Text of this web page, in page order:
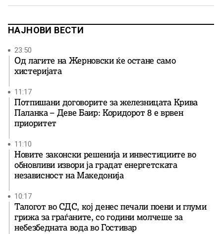
Бисера.
НАЈНОВИ ВЕСТИ
23:50
Од лагите на Жерновски ќе остане само
хистеријата
11:17
Потпишани договорите за железницата Крива
Паланка – Деве Баир: Коридорот 8 е врвен
приоритет
11:10
Новите законски решенија и инвестициите во
обновливи извори ја градат енергетската
независност на Македонија
10:17
Талогот во СДС, кој денес печали поени и глуми
грижа за граѓаните, со години молчеше за
небезбедната вода во Гостивар